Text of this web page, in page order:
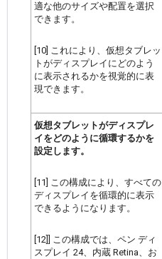
適な他のサイズや配置を選択
できます。
[10] これにより、仮想タブレッ
トがディスプレイにどのよう
に表示されるかを視覚的に表
現できます。
仮想タブレットがディスプレ
イをどのように循環するかを
設定します。
[11] この構成により、すべての
ディスプレイを循環的に表示
できるようになります。
[12]] この構成では、ペン ディ
スプレイ 24、内蔵 Retina、お